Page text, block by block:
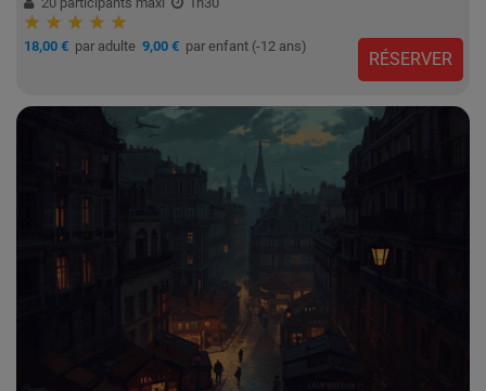
18,00 € par adulte 9,00 € par enfant (-12 ans)
RÉSERVER